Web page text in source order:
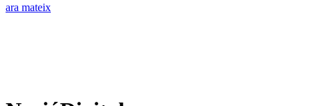
ara mateix